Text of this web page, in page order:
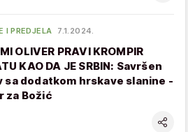
I PREDJELA 7.1.2024.
OLIVER PRAVI KROMPIR
KAO DA JE SRBIN: Savršen
sa dodatkom hrskave slanine -
za Božić